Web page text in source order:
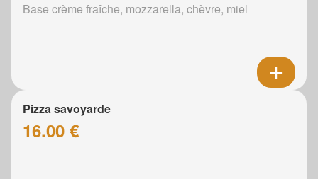
Base crème fraîche, mozzarella, chèvre, miel
Pizza savoyarde
16.00 €